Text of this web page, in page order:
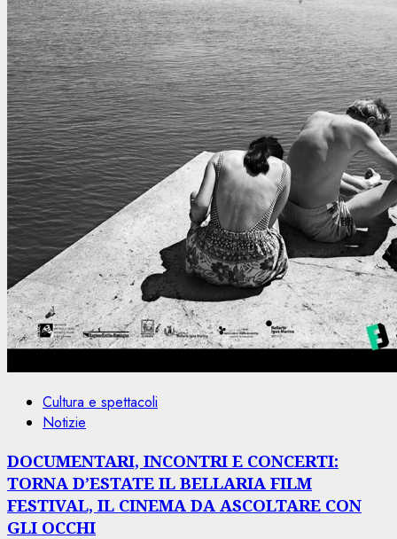
Cultura e spettacoli
Notizie
DOCUMENTARI, INCONTRI E CONCERTI:
TORNA D’ESTATE IL BELLARIA FILM
FESTIVAL, IL CINEMA DA ASCOLTARE CON
GLI OCCHI